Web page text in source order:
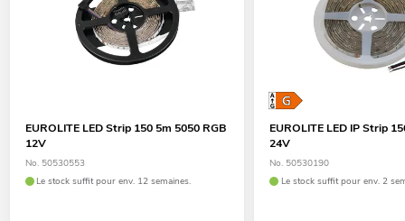
EUROLITE LED Strip 150 5m 5050 RGB
12V
No. 50530553
Le stock suffit pour env. 12 semaines.
EUROLITE LED IP Strip
24V
No. 50530190
Le stock suffit pour env. 2